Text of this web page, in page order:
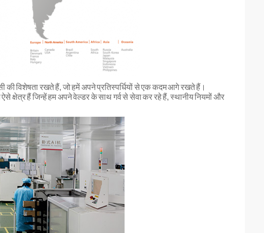
की विशेषता रखते हैं, जो हमें अपने प्रतिस्पर्धियों से एक कदम आगे रखते हैं।
ऐसे क्षेत्र हैं जिन्हें हम अपने वेल्डर के साथ गर्व से सेवा कर रहे हैं, स्थानीय नियमों और